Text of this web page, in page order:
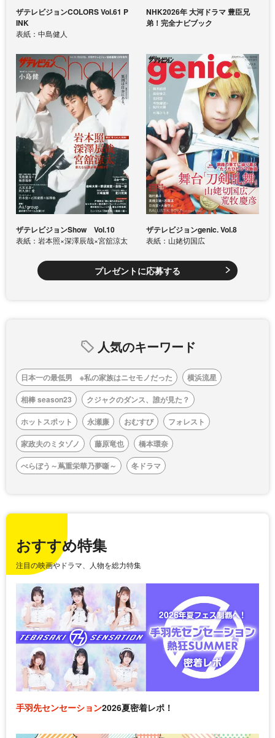
ザテレビジョンCOLORS Vol.61 P
INK
表紙：中島健人
NHK2026年 大河ドラマ 豊臣兄
弟！完全ナビブック
ザテレビジョンShow Vol.10
表紙：岩本照×深澤辰哉×宮舘涼太
ザテレビジョンgenic. Vol.8
表紙：山姥切国広
プレゼントに応募する
人気のキーワード
日本一の最低男 ※私の家族はニセモノだった
横浜流星
相棒 season23
クジャクのダンス、誰が見た？
ホットスポット
永瀬廉 おむすび
フォレスト
家政夫のミタゾノ
藤原竜也
橋本環奈
べらぼう～蔦重栄華乃夢噺～
冬ドラマ
おすすめ特集
注目の映画やドラマ、人物を総力特集
手羽先センセーション2026夏密着レポ！